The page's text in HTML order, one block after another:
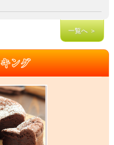
一覧へ ＞